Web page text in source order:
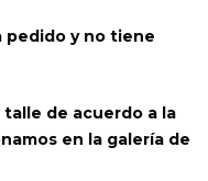
pedido y no tiene
de acuerdo a la
en la galería de